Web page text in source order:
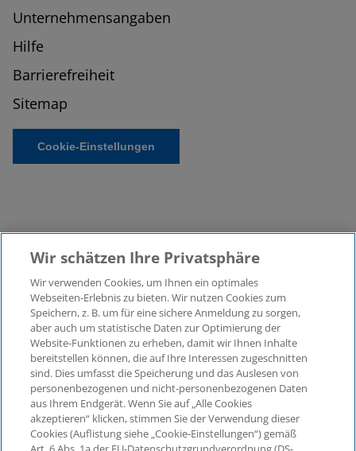
Unternehmensangaben
Hilfe
Barrierefreiheit
Sitemap
Cookie-Einstellungen
©2026 KPMG Law Rechtsanwaltsgesellschaft mbH,
assoziiert mit der KPMG AG
Wirtschaftsprüfungsgesellschaft, einer
Aktiengesellschaft nach deutschem Recht und ein
Mitglied der globalen KPMG-Organisation
unabhängiger Mitgliedsfirmen, die KPMG International
Limited, einer Private English Company Limited by
Guarantee, angeschlossen sind. Alle Rechte
vorbehalten. Für weitere Einzelheiten über die Struktur
Wir schätzen Ihre Privatsphäre
Wir verwenden Cookies, um Ihnen ein optimales
Webseiten-Erlebnis zu bieten. Wir nutzen Cookies zum
Speichern, z. B. um für eine sichere Anmeldung zu sorgen,
aber auch um statistische Daten zur Optimierung der
Website-Funktionen zu erheben, damit wir Ihnen Inhalte
bereitstellen können, die auf Ihre Interessen zugeschnitten
sind. Dies umfasst die Speicherung und das Auslesen von
personenbezogenen und nicht-personenbezogenen Daten
aus Ihrem Endgerät. Wenn Sie auf „Alle Cookies
akzeptieren“ klicken, stimmen Sie der Verwendung dieser
Cookies (Auflistung siehe „Cookie-Einstellungen“) gemäß